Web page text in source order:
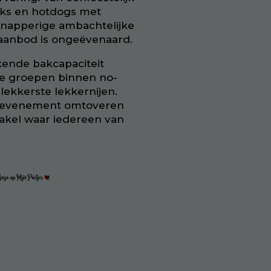
en hotdogs met
ambachtelijke
is ongeëvenaard.
bakcapaciteit
groepen binnen no-
lekkernijen.
omtoveren
waar iedereen van